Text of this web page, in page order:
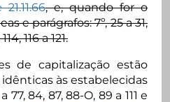
, e, quando for o
e parágrafos: 7º, 25 a 31,
116 a 121.
de capitalização estão
às estabelecidas
77, 84, 87, 88-O, 89 a 111 e